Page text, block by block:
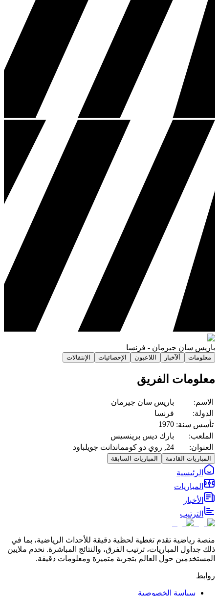
باريس سان جيرمان - فرنسا
معلومات ألآخبار اللاعبون الإحصائيات الإنتقالات
معلومات الفريق
الاسم:
باريس سان جيرمان
الدولة:
فرنسا
تأسس سنة: 1970
الملعب:
بارك ديس برينسيس
العنوان:
24, روي دو كومماندانت جويلباود
المباريات القادمة المباريات السابقة
الرئيسية
المباريات
الأخبار
الترتيب
منصة رياضية تقدم تغطية لحظية دقيقة للأحداث الرياضية، بما في
ذلك جداول المباريات، ترتيب الفرق، والنتائج المباشرة. نخدم ملايين
المستخدمين حول العالم بتجربة متميزة ومعلومات دقيقة.
روابط
سياسة الخصوصية